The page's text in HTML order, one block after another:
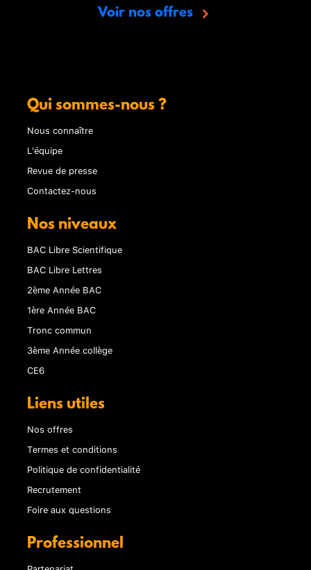
Voir nos offres
Qui sommes-nous ?
Nous connaître
L'équipe
Revue de presse
Contactez-nous
Nos niveaux
BAC Libre Scientifique
BAC Libre Lettres
2ème Année BAC
1ère Année BAC
Tronc commun
3ème Année collège
CE6
Liens utiles
Nos offres
Termes et conditions
Politique de confidentialité
Recrutement
Foire aux questions
Professionnel